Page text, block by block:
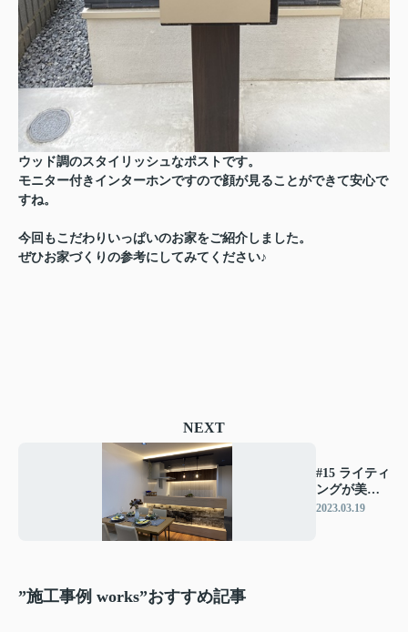
ウッド調のスタイリッシュなポストです。
モニター付きインターホンですので顔が見ることができて安心で
すね。
今回もこだわりいっぱいのお家をご紹介しました。
ぜひお家づくりの参考にしてみてください♪
NEXT
#15 ライティ
ングが美し
いモダンな
2023.03.19
”施工事例 works”おすすめ記事